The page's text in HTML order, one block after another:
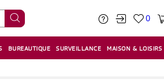
0
BUREAUTIQUE SURVEILLANCE MAISON & LOISIRS